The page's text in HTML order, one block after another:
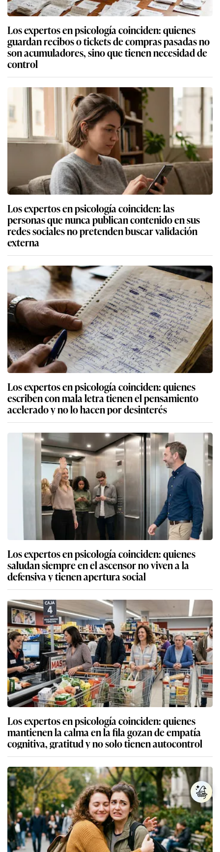
Los expertos en psicología coinciden: quienes
guardan recibos o tickets de compras pasadas no
son acumuladores, sino que tienen necesidad de
control
Los expertos en psicología coinciden: las
personas que nunca publican contenido en sus
redes sociales no pretenden buscar validación
externa
Los expertos en psicología coinciden: quienes
escriben con mala letra tienen el pensamiento
acelerado y no lo hacen por desinterés
Los expertos en psicología coinciden: quienes
saludan siempre en el ascensor no viven a la
defensiva y tienen apertura social
Los expertos en psicología coinciden: quienes
mantienen la calma en la fila gozan de empatía
cognitiva, gratitud y no solo tienen autocontrol